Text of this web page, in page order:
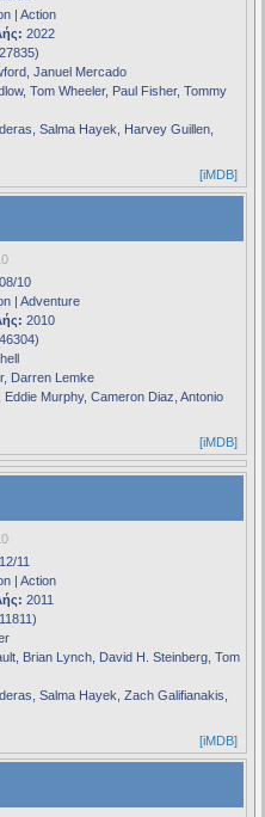
| Action
2022
Januel Mercado
Tom Wheeler, Paul Fisher, Tommy
Salma Hayek, Harvey Guillen,
[iMDB]
10
| Adventure
2010
Darren Lemke
Eddie Murphy, Cameron Diaz, Antonio
[iMDB]
11
| Action
2011
Brian Lynch, David H. Steinberg, Tom
Salma Hayek, Zach Galifianakis,
[iMDB]